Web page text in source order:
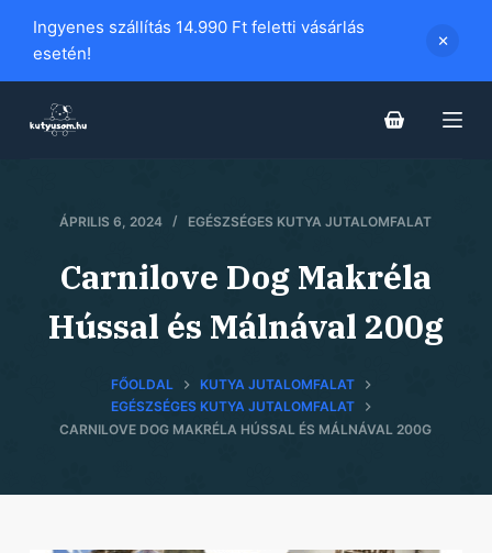
i
Ingyenes szállítás 14.990 Ft feletti vásárlás
esetén!
ÁPRILIS 6, 2024 EGÉSZSÉGES KUTYA JUTALOMFALAT
Carnilove Dog Makréla
Hússal és Málnával 200g
FŐOLDAL
KUTYA JUTALOMFALAT
EGÉSZSÉGES KUTYA JUTALOMFALAT
CARNILOVE DOG MAKRÉLA HÚSSAL ÉS MÁLNÁVAL 200G